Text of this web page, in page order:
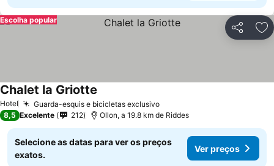
Partilhar
Escolha popular
Hotel Guarda-esquis e bicicletas exclusivo
Chalet la Griotte
8,5 Excelente 212 Ollon, a 19.8 km de Riddes
Selecione as datas para ver os preços
exatos.
Ver preços